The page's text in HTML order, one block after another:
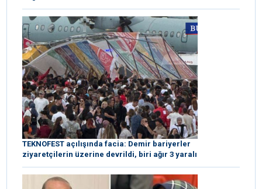
TEKNOFEST açılışında facia: Demir bariyerler
ziyaretçilerin üzerine devrildi, biri ağır 3 yaralı